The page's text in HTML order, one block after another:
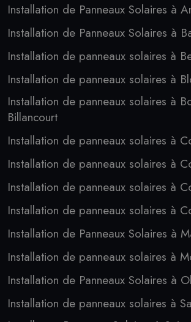
Installation de Panneaux Solaires à
Installation de Panneaux Solaires à
Installation de panneaux solaires à
Installation de panneaux solaires à
Installation de panneaux solaires à
Billancourt
Installation de panneaux solaires à
Installation de panneaux solaires à
Installation de panneaux solaires à
Installation de panneaux solaires à
Installation de Panneaux Solaires à
Installation de panneaux solaires à
Installation de Panneaux Solaires à
Installation de panneaux solaires à